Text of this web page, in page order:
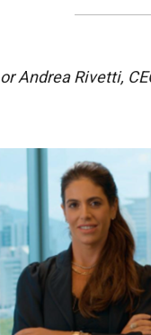
or Andrea Rivetti,